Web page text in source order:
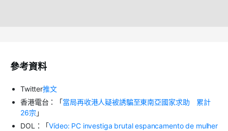
參考資料
Twitter推文
香港電台：「當局再收港人疑被誘騙至東南亞國家求助 累計
26宗」
DOL：「Vídeo: PC investiga brutal espancamento de mulher